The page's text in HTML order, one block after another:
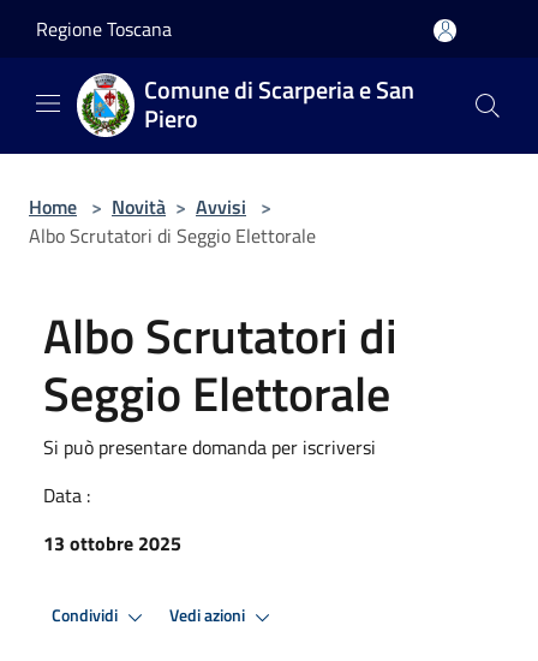
Regione Toscana
Comune di Scarperia e San
Piero
Home > Novità > Avvisi >
Albo Scrutatori di Seggio Elettorale
Albo Scrutatori di
Seggio Elettorale
Si può presentare domanda per iscriversi
Data :
13 ottobre 2025
Condividi Vedi azioni